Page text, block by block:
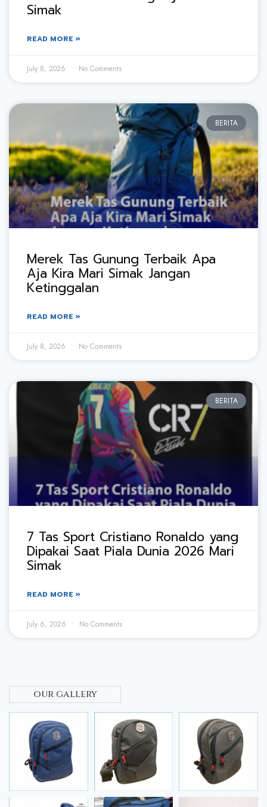
Simak
READ MORE »
July 8, 2026 No Comments
BERITA
Merek Tas Gunung Terbaik Apa
Aja Kira Mari Simak Jangan
Ketinggalan
READ MORE »
July 8, 2026 No Comments
BERITA
7 Tas Sport Cristiano Ronaldo yang
Dipakai Saat Piala Dunia 2026 Mari
Simak
READ MORE »
July 6, 2026 No Comments
our gallery